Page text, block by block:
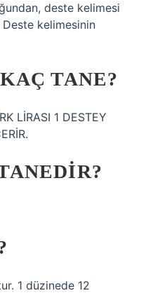
deste kelimesi
kelimesinin
TANE?
LİRASI 1 DESTEY
1 düzinede 12